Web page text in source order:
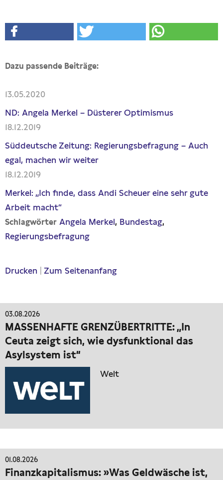
Dazu passende Beiträge:
13.05.2020
ND: Angela Merkel – Düsterer Optimismus
18.12.2019
Süddeutsche Zeitung: Regierungsbefragung – Auch
egal, machen wir weiter
18.12.2019
Merkel: „Ich finde, dass Andi Scheuer eine sehr gute
Arbeit macht“
Schlagwörter Angela Merkel Bundestag
Regierungsbefragung
Drucken Zum Seitenanfang
03.08.2026
MASSENHAFTE GRENZÜBERTRITTE: „In
Ceuta zeigt sich, wie dysfunktional das
Asylsystem ist“
Welt
01.08.2026
Finanzkapitalismus: »Was Geldwäsche ist,